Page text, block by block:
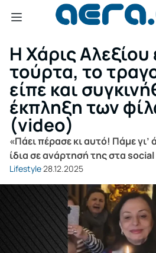
Η Χάρις Αλεξίου
τούρτα, το
είπε και
έκπληξη των
(video)
«Πάει πέρασε κι αυτό! Πάμε
ίδια σε ανάρτησή της στα
Lifestyle28.12.2025